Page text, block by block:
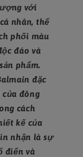
với
nhân, thể
phối màu
đáo và
phẩm.
đặc
đông
cách
kế của
nhận là sự
điển và